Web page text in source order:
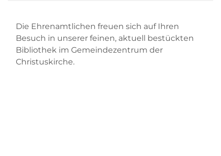
Die Ehrenamtlichen freuen sich auf Ihren
Besuch in unserer feinen, aktuell bestückten
Bibliothek im Gemeindezentrum der
Christuskirche.